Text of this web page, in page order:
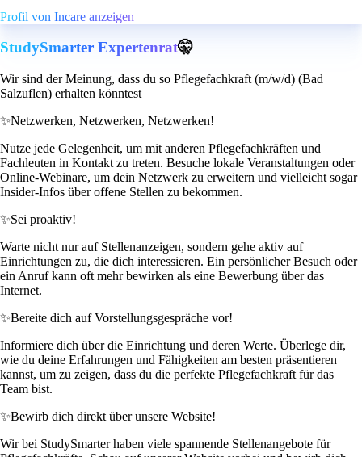
Profil von Incare anzeigen
StudySmarter Expertenrat🤫
Wir sind der Meinung, dass du so Pflegefachkraft (m/w/d) (Bad
Salzuflen) erhalten könntest
✨Netzwerken, Netzwerken, Netzwerken!
Nutze jede Gelegenheit, um mit anderen Pflegefachkräften und
Fachleuten in Kontakt zu treten. Besuche lokale Veranstaltungen oder
Online-Webinare, um dein Netzwerk zu erweitern und vielleicht sogar
Insider-Infos über offene Stellen zu bekommen.
✨Sei proaktiv!
Warte nicht nur auf Stellenanzeigen, sondern gehe aktiv auf
Einrichtungen zu, die dich interessieren. Ein persönlicher Besuch oder
ein Anruf kann oft mehr bewirken als eine Bewerbung über das
Internet.
✨Bereite dich auf Vorstellungsgespräche vor!
Informiere dich über die Einrichtung und deren Werte. Überlege dir,
wie du deine Erfahrungen und Fähigkeiten am besten präsentieren
kannst, um zu zeigen, dass du die perfekte Pflegefachkraft für das
Team bist.
✨Bewirb dich direkt über unsere Website!
Wir bei StudySmarter haben viele spannende Stellenangebote für